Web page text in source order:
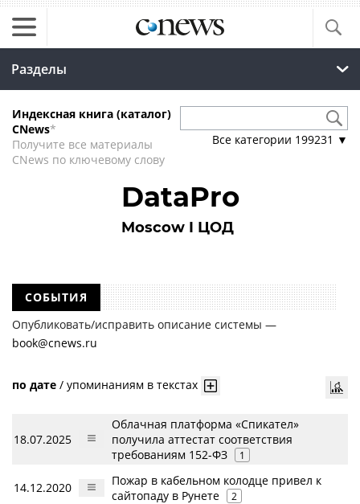
Разделы
Индексная книга (каталог)
CNews*
Получите все материалы
CNews по ключевому слову
Все категории 199231 ▼
DataPro
Moscow I ЦОД
СОБЫТИЯ
Опубликовать/исправить описание системы —
book@cnews.ru
по дате / упоминаниям в текстах
18.07.2025
Облачная платформа «Спикател»
получила аттестат соответствия
требованиям 152-ФЗ
1
14.12.2020
Пожар в кабельном колодце привел к
сайтопаду в Рунете
2